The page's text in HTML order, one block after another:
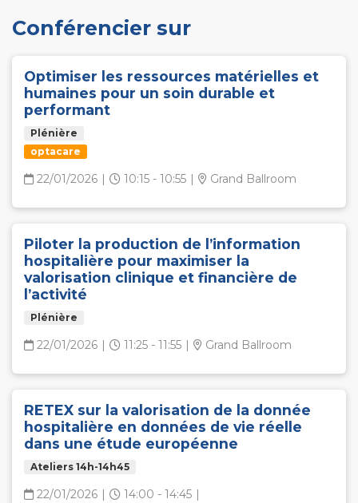
Conférencier sur
Optimiser les ressources matérielles et
humaines pour un soin durable et
performant
Plénière
optacare
22/01/2026 | 10:15 - 10:55 | Grand Ballroom
Piloter la production de l’information
hospitalière pour maximiser la
valorisation clinique et financière de
l’activité
Plénière
22/01/2026 | 11:25 - 11:55 | Grand Ballroom
RETEX sur la valorisation de la donnée
hospitalière en données de vie réelle
dans une étude européenne
Ateliers 14h-14h45
22/01/2026 | 14:00 - 14:45 |